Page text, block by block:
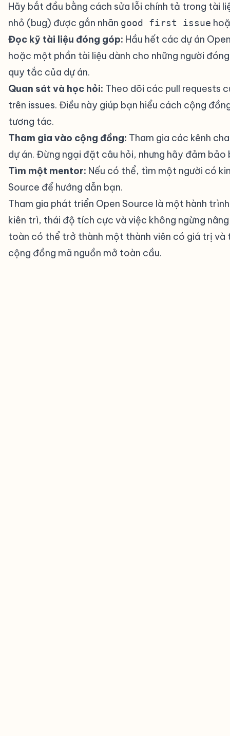
Hãy bắt đầu bằng cách sửa lỗi chính tả trong tài
nhỏ (bug) được gắn nhãn good first issue
Đọc kỹ tài liệu đóng góp: Hầu hết các dự án
hoặc một phần tài liệu dành cho những người
quy tắc của dự án.
Quan sát và học hỏi: Theo dõi các pull requests
trên issues. Điều này giúp bạn hiểu cách cộng
tương tác.
Tham gia vào cộng đồng: Tham gia các kênh
dự án. Đừng ngại đặt câu hỏi, nhưng hãy đảm
Tìm một mentor: Nếu có thể, tìm một người có
Source để hướng dẫn bạn.
Tham gia phát triển Open Source là một hành
kiên trì, thái độ tích cực và việc không ngừng
toàn có thể trở thành một thành viên có giá trị và
cộng đồng mã nguồn mở toàn cầu.